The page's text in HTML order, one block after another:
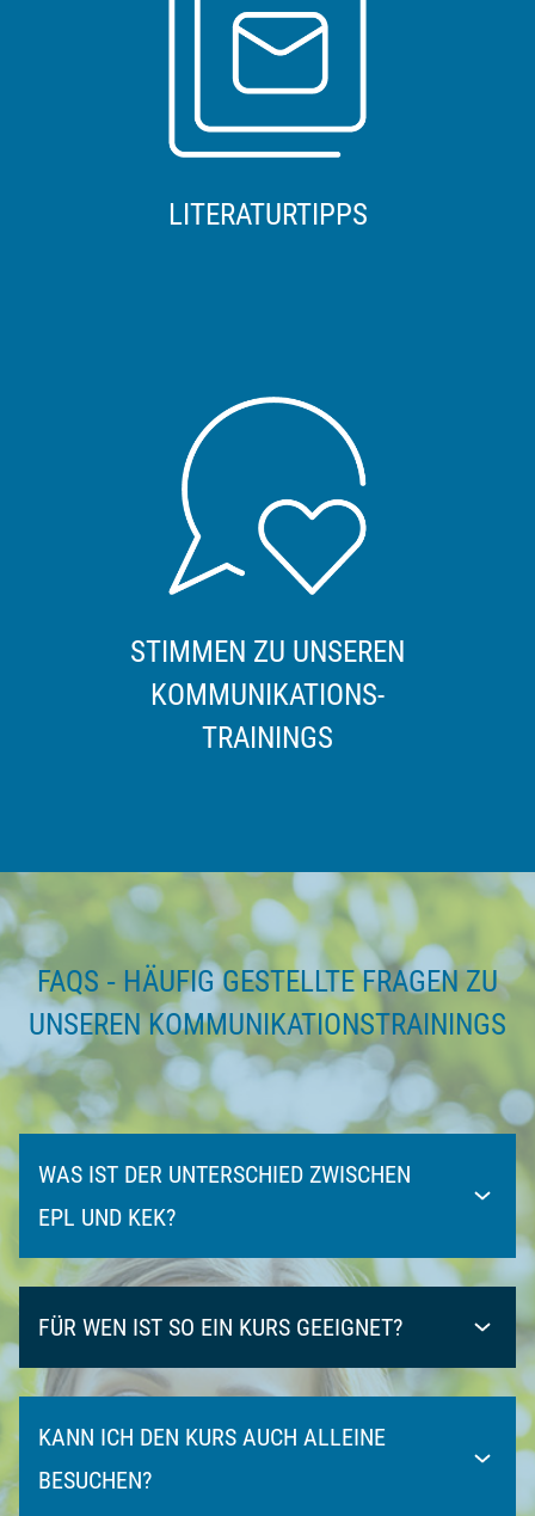
LITERATURTIPPS
STIMMEN ZU UNSEREN
KOMMUNIKATIONS-
TRAININGS
FAQS ‐ HÄUFIG GESTELLTE FRAGEN ZU
UNSEREN KOMMUNIKATIONSTRAININGS
WAS IST DER UNTERSCHIED ZWISCHEN
EPL UND KEK?
FÜR WEN IST SO EIN KURS GEEIGNET?
KANN ICH DEN KURS AUCH ALLEINE
BESUCHEN?